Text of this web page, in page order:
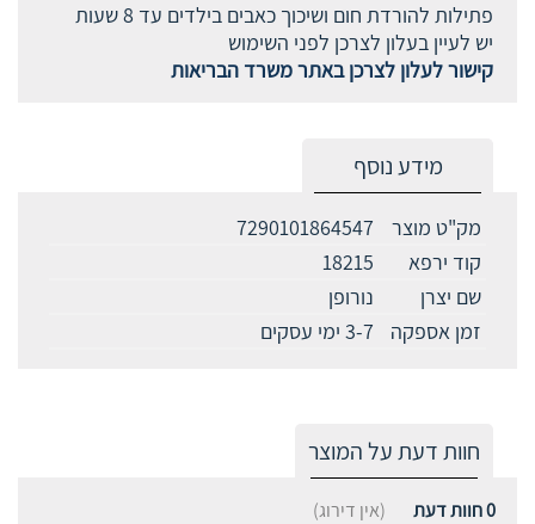
פתילות להורדת חום ושיכוך כאבים בילדים עד 8 שעות
יש לעיין בעלון לצרכן לפני השימוש
קישור לעלון לצרכן באתר משרד הבריאות
מידע נוסף
מק"ט מוצר
7290101864547
קוד ירפא
18215
שם יצרן
נורופן
זמן אספקה
3-7 ימי עסקים
חוות דעת על המוצר
0חוות דעת (אין דירוג)